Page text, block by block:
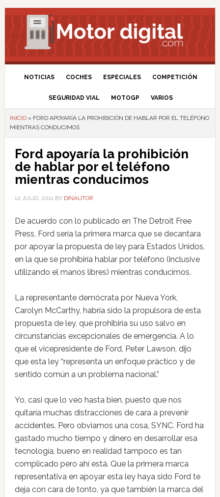
NOTICIAS COCHES ESPECIALES COMPETICIÓN
SEGURIDAD VIAL MOTOGP VARIOS
INICIO» FORD APOYARÍA LA PROHIBICIÓN DE HABLAR POR EL TELÉFONO
MIENTRAS CONDUCIMOS
Ford apoyaría la prohibición
de hablar por el teléfono
mientras conducimos
12 JULIO, 2011BY DINAUTOR
De acuerdo con lo publicado en The Detroit Free
Press, Ford sería la primera marca que se decantara
por apoyar la propuesta de ley para Estados Unidos,
en la que se prohibiría hablar por teléfono (inclusive
utilizando el manos libres) mientras conducimos.
La representante demócrata por Nueva York,
Carolyn McCarthy, habría sido la propulsora de esta
propuesta de ley, que prohibiría su uso salvo en
circunstancias excepcionales de emergencia. A lo
que el vicepresidente de Ford, Peter Lawson, dijo
que esta ley “representa un enfoque práctico y de
sentido común a un problema nacional.”
Yo, casi que lo veo hasta bien, puesto que nos
quitaría muchas distracciones de cara a prevenir
accidentes. Pero obviamos una cosa, SYNC. Ford ha
gastado mucho tiempo y dinero en desarrollar esa
tecnología, bueno en realidad tampoco es tan
complicado pero ahí está. Que la primera marca
representativa en apoyar esta ley haya sido Ford te
deja con cara de tonto, ya que también la marca del